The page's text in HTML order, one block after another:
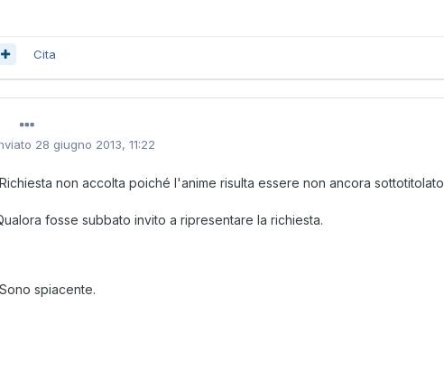
Cita
28 giugno 2013, 11:22
Richiesta non accolta poiché l'anime risulta essere non ancora
fosse subbato invito a ripresentare la richiesta.
Sono spiacente.